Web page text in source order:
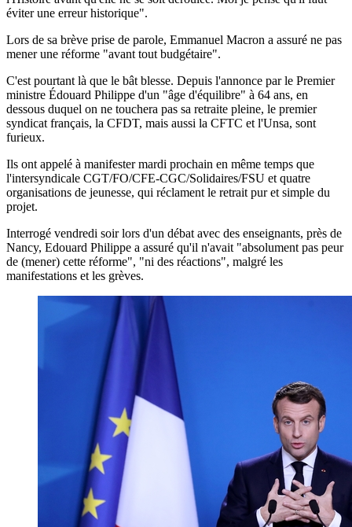
éviter une erreur historique".
Lors de sa brève prise de parole, Emmanuel Macron a assuré ne pas
mener une réforme "avant tout budgétaire".
C'est pourtant là que le bât blesse. Depuis l'annonce par le Premier
ministre Édouard Philippe d'un "âge d'équilibre" à 64 ans, en
dessous duquel on ne touchera pas sa retraite pleine, le premier
syndicat français, la CFDT, mais aussi la CFTC et l'Unsa, sont
furieux.
Ils ont appelé à manifester mardi prochain en même temps que
l'intersyndicale CGT/FO/CFE-CGC/Solidaires/FSU et quatre
organisations de jeunesse, qui réclament le retrait pur et simple du
projet.
Interrogé vendredi soir lors d'un débat avec des enseignants, près de
Nancy, Edouard Philippe a assuré qu'il n'avait "absolument pas peur
de (mener) cette réforme", "ni des réactions", malgré les
manifestations et les grèves.